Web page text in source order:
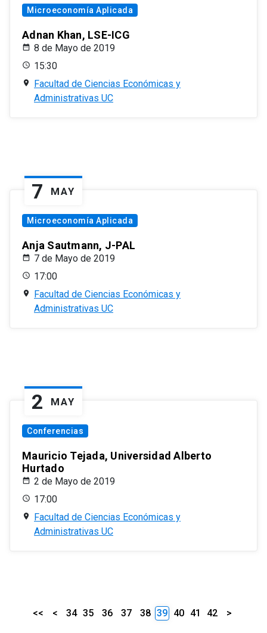
Microeconomía Aplicada
Adnan Khan, LSE-ICG
8 de Mayo de 2019
15:30
Facultad de Ciencias Económicas y
Administrativas UC
7 MAY
Microeconomía Aplicada
Anja Sautmann, J-PAL
7 de Mayo de 2019
17:00
Facultad de Ciencias Económicas y
Administrativas UC
2 MAY
Conferencias
Mauricio Tejada, Universidad Alberto
Hurtado
2 de Mayo de 2019
17:00
Facultad de Ciencias Económicas y
Administrativas UC
<< < 34 35 36 37 38 39 40 41 42 >